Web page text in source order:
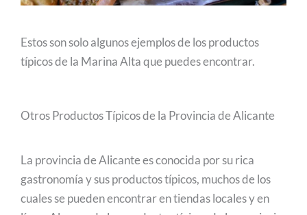
Estos son solo algunos ejemplos de los productos
típicos de la Marina Alta que puedes encontrar.
Otros Productos Típicos de la Provincia de Alicante
La provincia de Alicante es conocida por su rica
gastronomía y sus productos típicos, muchos de los
cuales se pueden encontrar en tiendas locales y en